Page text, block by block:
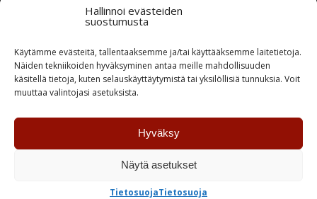
Hallinnoi evästeiden
suostumusta
Käytämme evästeitä, tallentaaksemme ja/tai käyttääksemme laitetietoja.
Näiden tekniikoiden hyväksyminen antaa meille mahdollisuuden
käsitellä tietoja, kuten selauskäyttäytymistä tai yksilöllisiä tunnuksia. Voit
muuttaa valintojasi asetuksista.
Hyväksy
Näytä asetukset
TietosuojaTietosuoja
Nimi*